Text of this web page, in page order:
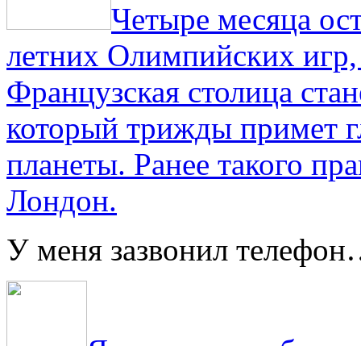
Четыре месяца
летних Олимпийских
Французская столица
который трижды примет
планеты. Ранее такого
Лондон.
У меня зазвонил